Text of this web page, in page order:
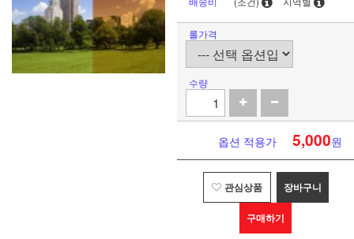
롤가격
수량
옵션 적용가 5,000원
관심상품 장바구니
구매하기